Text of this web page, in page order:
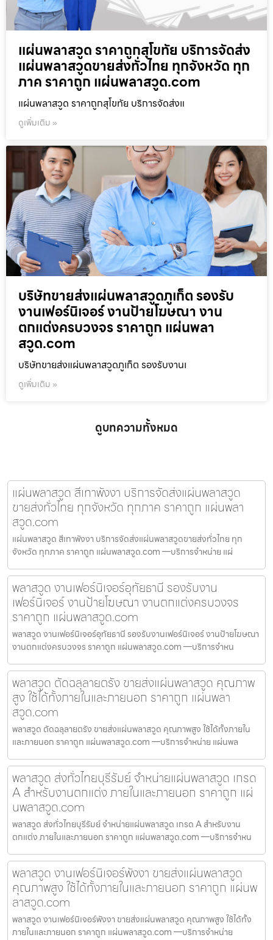
แผ่นพลาสวูด ราคาถูกสุโขทัย บริการจัดส่ง
แผ่นพลาสวูดขายส่งทั่วไทย ทุกจังหวัด ทุก
ภาค ราคาถูก แผ่นพลาสวูด.com
แผ่นพลาสวูด ราคาถูกสุโขทัย บริการจัดส่งแ
ดูเพิ่มเติม »
บริษัทขายส่งแผ่นพลาสวูดภูเก็ต รองรับ
งานเฟอร์นิเจอร์ งานป้ายโฆษณา งาน
ตกแต่งครบวงจร ราคาถูก แผ่นพลา
สวูด.com
บริษัทขายส่งแผ่นพลาสวูดภูเก็ต รองรับงานเ
ดูเพิ่มเติม »
ดูบทความทั้งหมด
แผ่นพลาสวูด สีเทาพังงา บริการจัดส่งแผ่นพลาสวูด
ขายส่งทั่วไทย ทุกจังหวัด ทุกภาค ราคาถูก แผ่นพลา
สวูด.com
แผ่นพลาสวูด สีเทาพังงา บริการจัดส่งแผ่นพลาสวูดขายส่งทั่วไทย ทุก
จังหวัด ทุกภาค ราคาถูก แผ่นพลาสวูด.com —บริการจำหน่าย แผ่
พลาสวูด งานเฟอร์นิเจอร์อุทัยธานี รองรับงาน
เฟอร์นิเจอร์ งานป้ายโฆษณา งานตกแต่งครบวงจร
ราคาถูก แผ่นพลาสวูด.com
พลาสวูด งานเฟอร์นิเจอร์อุทัยธานี รองรับงานเฟอร์นิเจอร์ งานป้ายโฆษณา
งานตกแต่งครบวงจร ราคาถูก แผ่นพลาสวูด.com —บริการจำหน
พลาสวูด ตัดฉลุลายตรัง ขายส่งแผ่นพลาสวูด คุณภาพ
สูง ใช้ได้ทั้งภายในและภายนอก ราคาถูก แผ่นพลา
สวูด.com
พลาสวูด ตัดฉลุลายตรัง ขายส่งแผ่นพลาสวูด คุณภาพสูง ใช้ได้ทั้งภายใน
และภายนอก ราคาถูก แผ่นพลาสวูด.com —บริการจำหน่าย แผ่นพล
พลาสวูด ส่งทั่วไทยบุรีรัมย์ จำหน่ายแผ่นพลาสวูด เกรด
A สำหรับงานตกแต่ง ภายในและภายนอก ราคาถูก แผ่
นพลาสวูด.com
พลาสวูด ส่งทั่วไทยบุรีรัมย์ จำหน่ายแผ่นพลาสวูด เกรด A สำหรับงาน
ตกแต่ง ภายในและภายนอก ราคาถูก แผ่นพลาสวูด.com —บริการจำหน
พลาสวูด งานเฟอร์นิเจอร์พังงา ขายส่งแผ่นพลาสวูด
คุณภาพสูง ใช้ได้ทั้งภายในและภายนอก ราคาถูก แผ่นพ
ลาสวูด.com
พลาสวูด งานเฟอร์นิเจอร์พังงา ขายส่งแผ่นพลาสวูด คุณภาพสูง ใช้ได้ทั้ง
ภายในและภายนอก ราคาถูก แผ่นพลาสวูด.com —บริการจำหน่าย